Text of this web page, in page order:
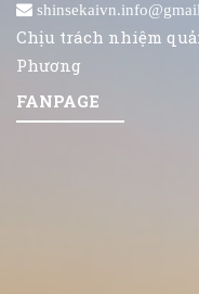
Chịu trách nhiệm
Phương
FANPAGE